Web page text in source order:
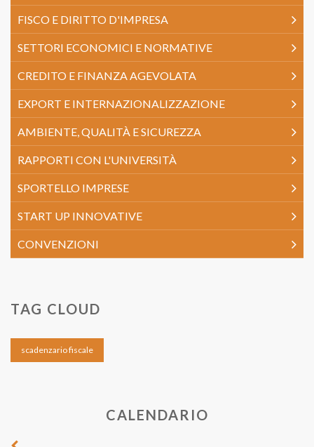
FISCO E DIRITTO D'IMPRESA
SETTORI ECONOMICI E NORMATIVE
CREDITO E FINANZA AGEVOLATA
EXPORT E INTERNAZIONALIZZAZIONE
AMBIENTE, QUALITÀ E SICUREZZA
RAPPORTI CON L'UNIVERSITÀ
SPORTELLO IMPRESE
START UP INNOVATIVE
CONVENZIONI
TAG CLOUD
scadenzario fiscale
CALENDARIO